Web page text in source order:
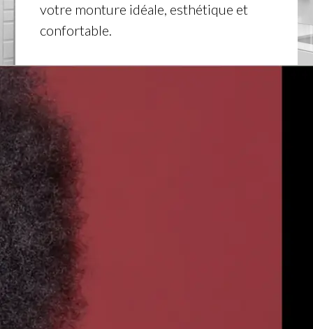
votre monture idéale, esthétique et
confortable.